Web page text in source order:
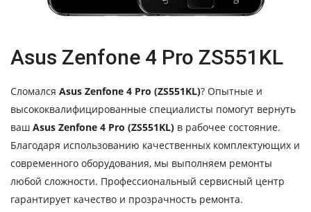
Asus Zenfone 4 Pro ZS551KL
Сломался Asus Zenfone 4 Pro (ZS551KL)? Опытные и
высококвалифицированные специалисты помогут вернуть
ваш Asus Zenfone 4 Pro (ZS551KL) в рабочее состояние.
Благодаря использованию качественных комплектующих и
современного оборудования, мы выполняем ремонты
любой сложности. Профессиональный сервисный центр
гарантирует качество и прозрачность ремонта.